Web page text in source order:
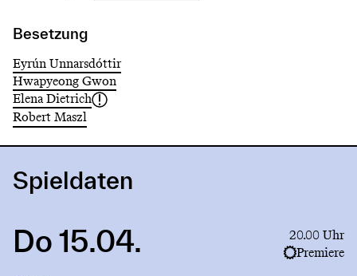
Besetzung
Eyrún Unnarsdóttir
Hwapyeong Gwon
Elena Dietrich
Robert Maszl
Spieldaten
LinkDo 15.04.
20.00 Uhr
Premiere